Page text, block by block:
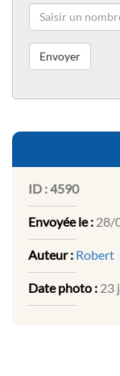
ID :4590
Envoyée le : 28/
Auteur : Robert
Date photo : 23